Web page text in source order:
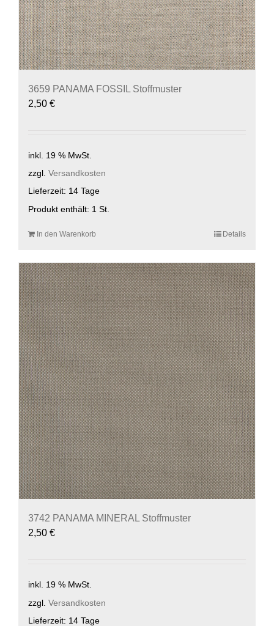
3659 PANAMA FOSSIL Stoffmuster
2,50 €
inkl. 19 % MwSt.
zzgl. Versandkosten
Lieferzeit: 14 Tage
Produkt enthält: 1 St.
In den Warenkorb Details
3742 PANAMA MINERAL Stoffmuster
2,50 €
inkl. 19 % MwSt.
zzgl. Versandkosten
Lieferzeit: 14 Tage